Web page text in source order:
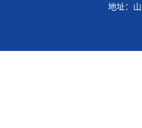
地址：